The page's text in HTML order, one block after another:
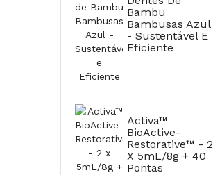
Bambu
Bambusas Azul
- Sustentável E
Eficiente
Activa™
BioActive-
Restorative™ - 2
X 5mL/8g + 40
Pontas